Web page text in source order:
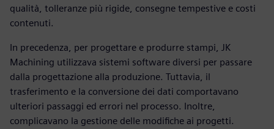
qualità, tolleranze più rigide, consegne tempestive e costi
contenuti.
In precedenza, per progettare e produrre stampi, JK
Machining utilizzava sistemi software diversi per passare
dalla progettazione alla produzione. Tuttavia, il
trasferimento e la conversione dei dati comportavano
ulteriori passaggi ed errori nel processo. Inoltre,
complicavano la gestione delle modifiche ai progetti.